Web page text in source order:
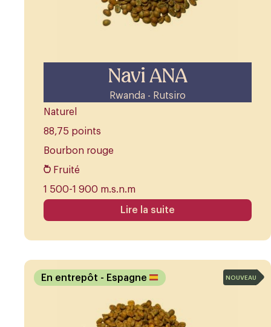
Navi ANA
Rwanda - Rutsiro
Naturel
88,75 points
Bourbon rouge
Fruité
1 500-1 900 m.s.n.m
Lire la suite
En entrepôt - Espagne NOUVEAU